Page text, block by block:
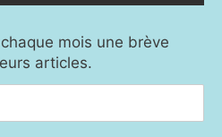
mois une brève
articles.